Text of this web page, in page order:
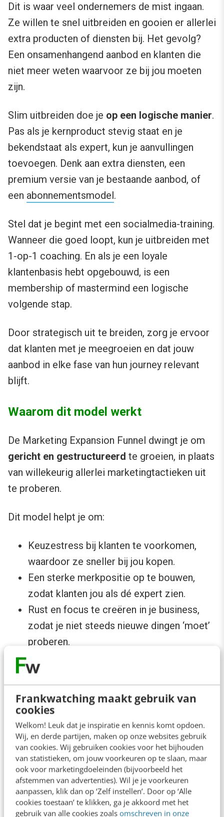
Frankwatching maakt gebruik van
cookies
Welkom! Leuk dat je inspiratie en kennis komt opdoen.
Wij, en derde partijen, maken op onze websites gebruik
van cookies. Wij gebruiken cookies voor het bijhouden
van statistieken, om jouw voorkeuren op te slaan, maar
ook voor marketingdoeleinden (bijvoorbeeld het
afstemmen van advertenties). Wil je je voorkeuren
aanpassen, klik dan op ‘Zelf instellen’. Door op ‘Alle
cookies toestaan’ te klikken, ga je akkoord met het
gebruik van alle cookies zoals omschreven in onze
Dit is waar veel ondernemers de mist ingaan.
Ze willen te snel uitbreiden en gooien er allerlei
extra producten of diensten bij. Het gevolg?
Een onsamenhangend aanbod en klanten die
niet meer weten waarvoor ze bij jou moeten
zijn.
Slim uitbreiden doe je op een logische manier.
Pas als je kernproduct stevig staat en je
bekendstaat als expert, kun je aanvullingen
toevoegen. Denk aan extra diensten, een
premium versie van je bestaande aanbod, of
een abonnementsmodel.
Stel dat je begint met een socialmedia-training.
Wanneer die goed loopt, kun je uitbreiden met
1-op-1 coaching. En als je een loyale
klantenbasis hebt opgebouwd, is een
membership of mastermind een logische
volgende stap.
Door strategisch uit te breiden, zorg je ervoor
dat klanten met je meegroeien en dat jouw
aanbod in elke fase van hun journey relevant
blijft.
Waarom dit model werkt
De Marketing Expansion Funnel dwingt je om
gericht en gestructureerd te groeien, in plaats
van willekeurig allerlei marketingtactieken uit
te proberen.
Dit model helpt je om:
Keuzestress bij klanten te voorkomen,
waardoor ze sneller bij jou kopen.
Een sterke merkpositie op te bouwen,
zodat klanten jou als dé expert zien.
Rust en focus te creëren in je business,
zodat je niet steeds nieuwe dingen ‘moet’
proberen.
En het mooiste? Je maakt je marketing
simpeler, effectiever en winstgevender.
Aan de slag!
Groeien met je business hoeft niet ingewikkeld
te zijn. Door strategische keuzes te maken en
gefocust te werken, voorkom je chaos en
keuzestress.